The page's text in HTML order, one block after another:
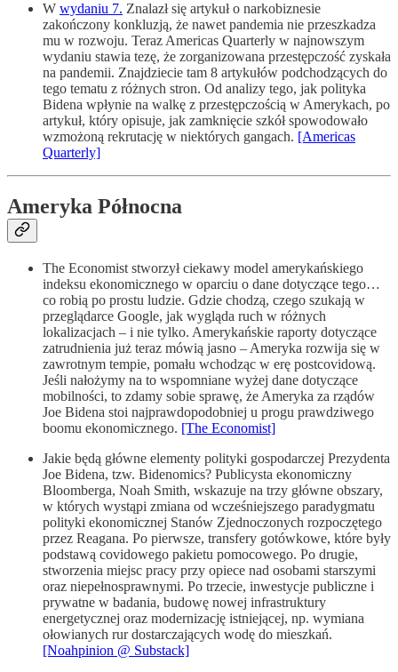
W wydaniu 7. Znalazł się artykuł o narkobiznesie
zakończony konkluzją, że nawet pandemia nie przeszkadza
mu w rozwoju. Teraz Americas Quarterly w najnowszym
wydaniu stawia tezę, że zorganizowana przestępczość zyskała
na pandemii. Znajdziecie tam 8 artykułów podchodzących do
tego tematu z różnych stron. Od analizy tego, jak polityka
Bidena wpłynie na walkę z przestępczością w Amerykach, po
artykuł, który opisuje, jak zamknięcie szkół spowodowało
wzmożoną rekrutację w niektórych gangach. [Americas
Quarterly]
Ameryka Północna
The Economist stworzył ciekawy model amerykańskiego
indeksu ekonomicznego w oparciu o dane dotyczące tego…
co robią po prostu ludzie. Gdzie chodzą, czego szukają w
przeglądarce Google, jak wygląda ruch w różnych
lokalizacjach – i nie tylko. Amerykańskie raporty dotyczące
zatrudnienia już teraz mówią jasno – Ameryka rozwija się w
zawrotnym tempie, pomału wchodząc w erę postcovidową.
Jeśli nałożymy na to wspomniane wyżej dane dotyczące
mobilności, to zdamy sobie sprawę, że Ameryka za rządów
Joe Bidena stoi najprawdopodobniej u progu prawdziwego
boomu ekonomicznego. [The Economist]
Jakie będą główne elementy polityki gospodarczej Prezydenta
Joe Bidena, tzw. Bidenomics? Publicysta ekonomiczny
Bloomberga, Noah Smith, wskazuje na trzy główne obszary,
w których wystąpi zmiana od wcześniejszego paradygmatu
polityki ekonomicznej Stanów Zjednoczonych rozpoczętego
przez Reagana. Po pierwsze, transfery gotówkowe, które były
podstawą covidowego pakietu pomocowego. Po drugie,
stworzenia miejsc pracy przy opiece nad osobami starszymi
oraz niepełnosprawnymi. Po trzecie, inwestycje publiczne i
prywatne w badania, budowę nowej infrastruktury
energetycznej oraz modernizację istniejącej, np. wymiana
ołowianych rur dostarczających wodę do mieszkań.
[Noahpinion @ Substack]